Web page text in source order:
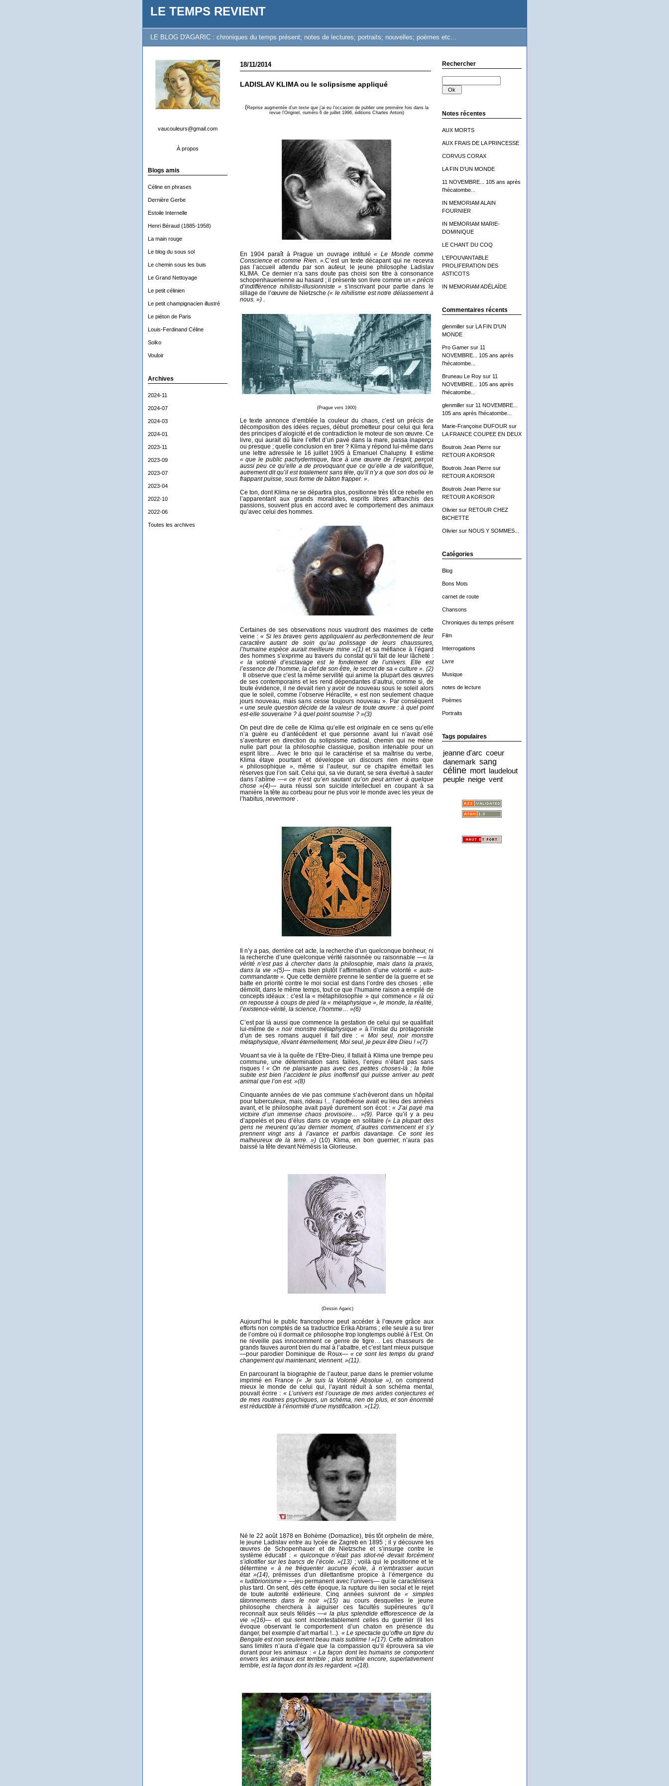
LE TEMPS REVIENT
LE BLOG D'AGARIC : chroniques du temps présent; notes de lectures; portraits; nouvelles; poèmes etc...
vaucouleurs@gmail.com
À propos
Blogs amis
Céline en phrases
Dernière Gerbe
Estoile Internelle
Henri Béraud (1885-1958)
La main rouge
Le blog du sous sol
Le chemin sous les buis
Le Grand Nettoyage
Le petit célinien
Le petit champignacien illustré
Le piéton de Paris
Louis-Ferdinand Céline
Solko
Vouloir
Archives
2024-11
2024-07
2024-03
2024-01
2023-11
2023-09
2023-07
2023-04
2022-10
2022-06
Toutes les archives
Rechercher
Notes récentes
AUX MORTS
AUX FRAIS DE LA PRINCESSE
CORVUS CORAX
LA FIN D'UN MONDE
11 NOVEMBRE... 105 ans après
l'hécatombe...
IN MEMORIAM ALAIN
FOURNIER
IN MEMORIAM MARIE-
DOMINIQUE
LE CHANT DU COQ
L'EPOUVANTABLE
PROLIFERATION DES
ASTICOTS
IN MEMORIAM ADÉLAÏDE
Commentaires récents
glenmillersur LA FIN D'UN
MONDE
Pro Gamersur 11
NOVEMBRE... 105 ans après
l'hécatombe...
Bruneau Le Roysur 11
NOVEMBRE... 105 ans après
l'hécatombe...
glenmillersur 11 NOVEMBRE...
105 ans après l'hécatombe...
Marie-Françoise DUFOURsur
LA FRANCE COUPEE EN DEUX
Boutrois Jean Pierresur
RETOUR A KORSOR
Boutrois Jean Pierresur
RETOUR A KORSOR
Boutrois Jean Pierresur
RETOUR A KORSOR
Oliviersur RETOUR CHEZ
BICHETTE
Oliviersur NOUS Y SOMMES...
Catégories
Blog
Bons Mots
carnet de route
Chansons
Chroniques du temps présent
Film
Interrogations
Livre
Musique
notes de lecture
Poèmes
Portraits
Tags populaires
jeanne d'arc coeur
danemark sang
céline mort laudelout
peuple neige vent
18/11/2014
LADISLAV KLIMA ou le solipsisme appliqué
(Reprise augmentée d’un texte que j’ai eu l’occasion de publier une première fois dans la
revue l’Originel, numéro 6 de juillet 1996, éditions Charles Antoni)
En 1904 paraît à Prague un ouvrage intitulé« Le Monde comme
Conscience et comme Rien. ».C’est un texte décapant qui ne recevra
pas l’accueil attendu par son auteur, le jeune philosophe Ladislav
KLIMA. Ce dernier n’a sans doute pas choisi son titre à consonance
schopenhauerienne au hasard ; il présente son livre comme un « précis
d’indifférence nihilisto-illusionniste » s’inscrivant pour partie dans le
sillage de l’œuvre de Nietzsche(« le nihilisme est notre délassement à
nous. »)
(Prague vers 1900)
Le texte annonce d’emblée la couleur du chaos, c’est un précis de
décomposition des idées reçues, début prometteur pour celui qui fera
des principes d’alogicité et de contradiction le moteur de son œuvre. Ce
livre, qui aurait dû faire l’effet d’un pavé dans la mare, passa inaperçu
ou presque ; quelle conclusion en tirer ? Klima y répond lui-même dans
une lettre adressée le 16 juillet 1905 à Emanuel Chalupny. Il estime
« que le public pachydermique, face à une œuvre de l’esprit, perçoit
aussi peu ce qu’elle a de provoquant que ce qu’elle a de valorifique,
autrement dit qu’il est totalement sans tête, qu’il n’y a que son dos où le
frappant puisse, sous forme de bâton frapper. ».
Ce ton, dont Klima ne se départira plus, positionne très tôt ce rebelle en
l’apparentant aux grands moralistes, esprits libres affranchis des
passions, souvent plus en accord avec le comportement des animaux
qu’avec celui des hommes.
Certaines de ses observations nous vaudront des maximes de cette
veine : « Si les braves gens appliquaient au perfectionnement de leur
caractère autant de soin qu’au polissage de leurs chaussures,
l’humaine espèce aurait meilleure mine »(1)et sa méfiance à l’égard
des hommes s’exprime au travers du constat qu’il fait de leur lâcheté :
« la volonté d’esclavage est le fondement de l’univers. Elle est
l’essence de l’homme, la clef de son être, le secret de sa « culture ». (2)
Il observe que c’est la même servilité qui anime la plupart des œuvres
de ses contemporains et les rend dépendantes d’autrui, comme si, de
toute évidence, il ne devait rien y avoir de nouveau sous le soleil alors
que le soleil, comme l’observe Héraclite, « est non seulement chaque
jours nouveau, mais sans cesse toujours nouveau ». Par conséquent
« une seule question décide de la valeur de toute œuvre : à quel point
est-elle souveraine ? à quel point soumise ? »(3)
On peut dire de celle de Klima qu’elle est originaleen ce sens qu’elle
n’a guère eu d’antécédent et que personne avant lui n’avait osé
s’aventurer en direction du solipsisme radical, chemin qui ne mène
nulle part pour la philosophie classique, position intenable pour un
esprit libre… Avec le brio qui le caractérise et sa maîtrise du verbe,
Klima étaye pourtant et développe un discours rien moins que
« philosophique », même si l’auteur, sur ce chapitre émettait les
réserves que l’on sait. Celui qui, sa vie durant, se sera évertué à sauter
dans l’abîme —« ce n’est qu’en sautant qu’on peut arriver à quelque
chose »(4)— aura réussi son suicide intellectuel en coupant à sa
manière la tête au corbeau pour ne plus voir le monde avec les yeux de
l’habitus, nevermore.
Il n’y a pas, derrière cet acte, la recherche d’un quelconque bonheur, ni
la recherche d’une quelconque vérité raisonnée ou raisonnable —« la
vérité n’est pas à chercher dans la philosophie, mais dans la praxis,
dans la vie »(5)—mais bien plutôt l’affirmation d’une volonté « auto-
commandante ». Que cette dernière prenne le sentier de la guerre et se
batte en priorité contre le moi social est dans l’ordre des choses ; elle
démolit, dans le même temps, tout ce que l’humaine raison a empilé de
concepts idéaux : c’est la « métaphilosophie » qui commence « là où
on repousse à coups de pied la « métaphysique », le monde, la réalité,
l’existence-vérité, la science, l’homme… »(6)
C’est par là aussi que commence la gestation de celui qui se qualifiait
lui-même de« noir monstre métaphysique » à l’instar du protagoniste
d’un de ses romans auquel il fait dire :« Moi seul, noir monstre
métaphysique, rêvant éternellement, Moi seul, je peux être Dieu ! »(7)
Vouant sa vie à la quête de l’Etre-Dieu, il fallait à Klima une trempe peu
commune, une détermination sans failles, l’enjeu n’étant pas sans
risques !« On ne plaisante pas avec ces petites choses-là ; la folie
subite est bien l’accident le plus inoffensif qui puisse arriver au petit
animal que l’on est. »(8)
Cinquante années de vie pas commune s’achèveront dans un hôpital
pour tuberculeux, mais, rideau !... l’apothéose avait eu lieu des années
avant, et le philosophe avait payé durement son écot :« J’ai payé ma
victoire d’un immense chaos provisoire… »(9)
Parce qu’il y a peu
d’appelés et peu d’élus dans ce voyage en solitaire (« La plupart des
gens ne meurent qu’au dernier moment, d’autres commencent et s’y
prennent vingt ans à l’avance et parfois davantage. Ce sont les
malheureux de la terre. »)(10) Klima, en bon guerrier, n’aura pas
baissé la tête devant Némésis la Glorieuse.
(Dessin Agaric)
Aujourd’hui le public francophone peut accéder à l’œuvre grâce aux
efforts non comptés de sa traductrice Erika Abrams ; elle seule a su tirer
de l’ombre où il dormait ce philosophe trop longtemps oublié à l’Est. On
ne réveille pas innocemment ce genre de tigre… Les chasseurs de
grands fauves auront bien du mal à l’abattre, et c’est tant mieux puisque
—pour parodier Dominique de Roux— « ce sont les temps du grand
changement qui maintenant, viennent. »(11).
En parcourant la biographie de l’auteur, parue dans le premier volume
imprimé en France (« Je suis la Volonté Absolue ») , on comprend
mieux le monde de celui qui, l’ayant réduit à son schéma mental,
pouvait écrire : « L’univers est l’ouvrage de mes arides conjectures et
de mes routines psychiques, un schéma, rien de plus, et son énormité
est réductible à l’énormité d’une mystification. »(12).
Né le 22 août 1878 en Bohème (Domazlice), très tôt orphelin de mère,
le jeune Ladislav entre au lycée de Zagreb en 1895 ; il y découvre les
œuvres de Schopenhauer et de Nietzsche et s’insurge contre le
système éducatif : « quiconque n’était pas idiot-né devait forcément
s’idiotifier sur les bancs de l’école. »(13) ; voilà qui le positionne et le
détermine « à ne fréquenter aucune école, à n’embrasser aucun
état »(14), prémisses d’un dilettantisme propice à l’émergence du
« ludibrionisme » —jeu permanent avec l’univers— qui le caractérisera
plus tard. On sent, dès cette époque, la rupture du lien social et le rejet
de toute autorité extérieure. Cinq années suivront de« simples
tâtonnements dans le noir »(15) au cours desquelles le jeune
philosophe cherchera à aiguiser ces facultés supérieures qu’il
reconnaît aux seuls félidés —« la plus splendide efflorescence de la
vie »(16)— et qui sont incontestablement celles du guerrier (il les
évoque observant le comportement d’un chaton en présence du
danger, bel exemple d’art martial !...). « Le spectacle qu’offre un tigre du
Bengale est non seulement beau mais sublime ! »(17). Cette admiration
sans limites n’aura d’égale que la compassion qu’il éprouvera sa vie
durant pour les animaux : « La façon dont les humains se comportent
envers les animaux est terrible ; plus terrible encore, superlativement
terrible, est la façon dont ils les regardent. »(18).